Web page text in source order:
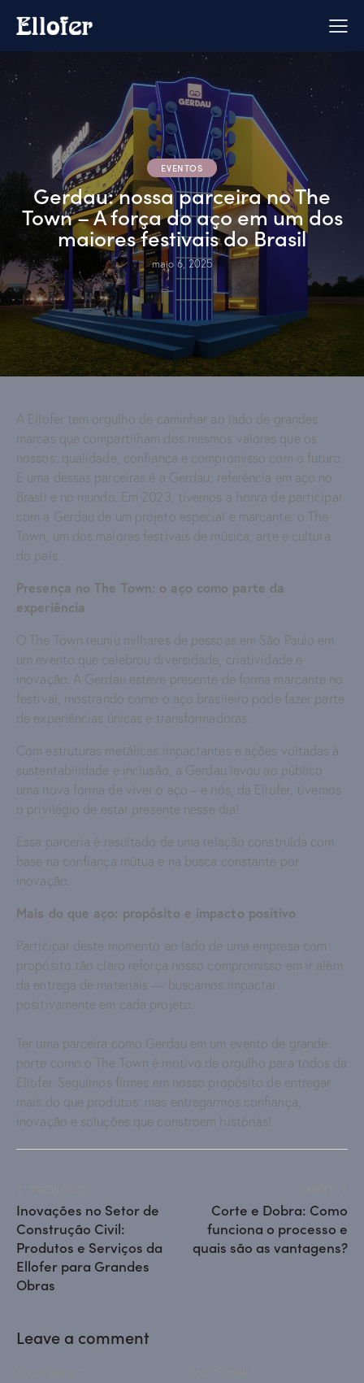
EVENTOS
Gerdau: nossa parceira no The
Town – A força do aço em um dos
maiores festivais do Brasil
maio 6, 2025
A Ellofer tem orgulho de caminhar ao lado de grandes
marcas que compartilham dos mesmos valores que os
nossos: qualidade, confiança e compromisso com o futuro.
E uma dessas parceiras é a Gerdau, referência em aço no
Brasil e no mundo. Em 2023, tivemos a honra de participar
com a Gerdau de um projeto especial e marcante: o The
Town, um dos maiores festivais de música, arte e cultura
do país.
Presença no The Town: o aço como parte da
experiência
O The Town reuniu milhares de pessoas em São Paulo em
um evento que celebrou diversidade, criatividade e
inovação. A Gerdau esteve presente de forma marcante no
festival, mostrando como o aço brasileiro pode fazer parte
de experiências únicas e transformadoras.
Com estruturas metálicas impactantes e ações voltadas à
sustentabilidade e inclusão, a Gerdau levou ao público
uma nova forma de viver o aço – e nós, da Ellofer, tivemos
o privilégio de estar presente nesse dia!
Essa parceria é resultado de uma relação construída com
base na confiança mútua e na busca constante por
inovação.
Mais do que aço: propósito e impacto positivo
Participar deste momento ao lado de uma empresa com
propósito tão claro reforça nosso compromisso em ir além
da entrega de materiais — buscamos impactar
positivamente em cada projeto.
Ter uma parceira como Gerdau em um evento de grande
porte como o The Town é motivo de orgulho para todos da
Ellofer. Seguimos firmes em nosso propósito de entregar
mais do que produtos: mas entregarmos confiança,
inovação e soluções que constroem histórias!
Inovações no Setor de
Construção Civil:
Produtos e Serviços da
Ellofer para Grandes
Obras
Corte e Dobra: Como
funciona o processo e
quais são as vantagens?
Leave a comment